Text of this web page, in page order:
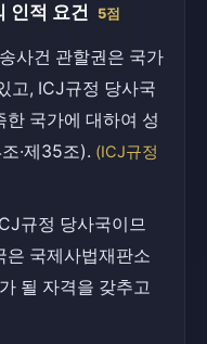
인적 요건 5점
사건 관할권은 국가
고, ICJ규정 당사국
한 국가에 대하여 성
·제35조). (ICJ규정
규정 당사국이므
은 국제사법재판소
될 자격을 갖추고